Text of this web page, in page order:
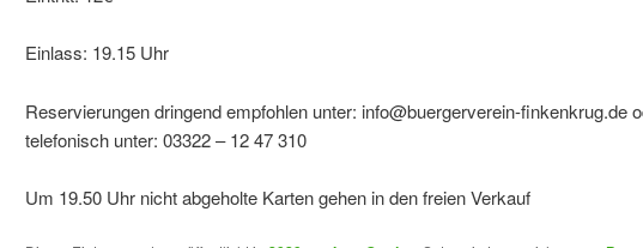
Einlass: 19.15 Uhr
Reservierungen dringend empfohlen unter: info@buergerverein-finkenkrug.de
telefonisch unter: 03322 – 12 47 310
Um 19.50 Uhr nicht abgeholte Karten gehen in den freien Verkauf